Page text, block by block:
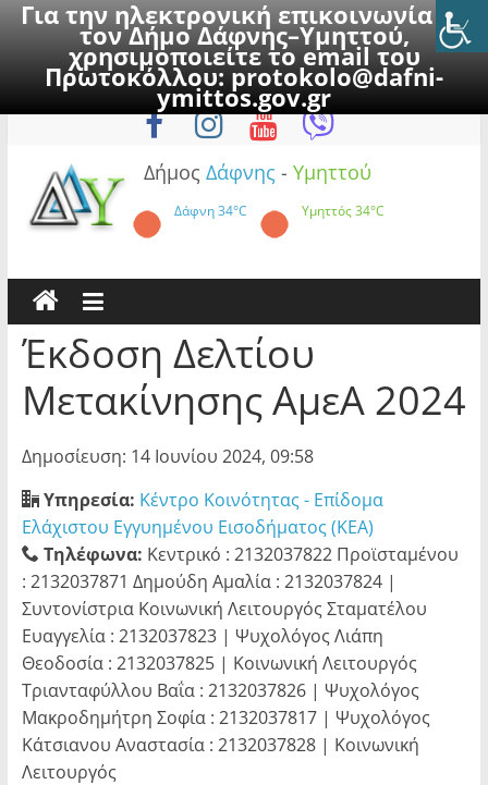
Για την ηλεκτρονική επικοινωνία με
τον Δήμο Δάφνης–Υμηττού,
χρησιμοποιείτε το email του
Πρωτοκόλλου:protokolo@dafni-
ymittos.gov.gr
to
Πέμπτη, 6 Αυγούστου 2026
Δήμος Δάφνης - Υμηττού
Δάφνη34°C Υμηττός34°C
Έκδοση Δελτίου
Μετακίνησης ΑμεΑ 2024
Δημοσίευση: 14 Ιουνίου 2024, 09:58
Υπηρεσία: Κέντρο Κοινότητας - Επίδομα
Ελάχιστου Εγγυημένου Εισοδήματος (ΚΕΑ)
Τηλέφωνα: Κεντρικό : 2132037822 Προϊσταμένου
: 2132037871 Δημούδη Αμαλία : 2132037824 |
Συντονίστρια Κοινωνική Λειτουργός Σταματέλου
Ευαγγελία : 2132037823 | Ψυχολόγος Λιάπη
Θεοδοσία : 2132037825 | Κοινωνική Λειτουργός
Τριανταφύλλου Βαΐα : 2132037826 | Ψυχολόγος
Μακροδημήτρη Σοφία : 2132037817 | Ψυχολόγος
Κάτσιανου Αναστασία : 2132037828 | Κοινωνική
Λειτουργός